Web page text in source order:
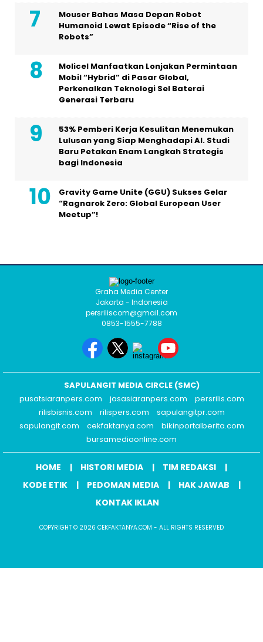
Mouser Bahas Masa Depan Robot
Humanoid Lewat Episode “Rise of the
Robots”
Molicel Manfaatkan Lonjakan Permintaan
Mobil “Hybrid” di Pasar Global,
Perkenalkan Teknologi Sel Baterai
Generasi Terbaru
53% Pemberi Kerja Kesulitan Menemukan
Lulusan yang Siap Menghadapi AI. Studi
Baru Petakan Enam Langkah Strategis
bagi Indonesia
Gravity Game Unite (GGU) Sukses Gelar
“Ragnarok Zero: Global European User
Meetup”!
Graha Media Center
Jakarta - Indonesia
persriliscom@gmail.com
0853-1555-7788
SAPULANGIT MEDIA CIRCLE (SMC)
pusatsiaranpers.com
jasasiaranpers.com
persrilis.com
rilisbisnis.com
rilispers.com
sapulangitpr.com
sapulangit.com
cekfaktanya.com
bikinportalberita.com
bursamediaonline.com
HOME HISTORI MEDIA
TIM REDAKSI
KODE ETIK
PEDOMAN MEDIA
HAK JAWAB
KONTAK IKLAN
COPYRIGHT © 2026 CEKFAKTANYA.COM - ALL RIGHTS RESERVED